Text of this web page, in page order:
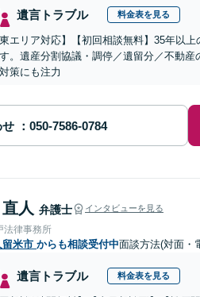
遺言トラブル 料金表を見る
東エリア対応】【初回相談無料】35年以
。遺産分割協議・調停／遺留分／不動
策にも注力
せ
人 弁護士 インタビューを見る
法律事務所
留米市 からも相談受付中面談方法(対面・
遺言トラブル 料金表を見る